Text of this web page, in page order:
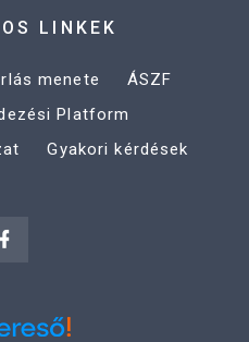
LINKEK
menete
ÁSZF
Platform
Gyakori kérdések